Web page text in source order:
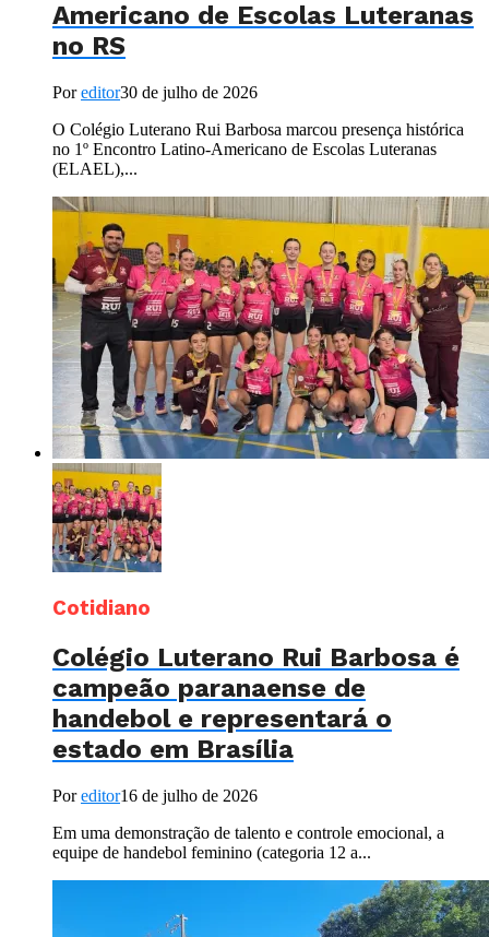
Americano de Escolas Luteranas
no RS
Poreditor30 de julho de 2026
O Colégio Luterano Rui Barbosa marcou presença histórica
no 1º Encontro Latino-Americano de Escolas Luteranas
(ELAEL),...
Cotidiano
Colégio Luterano Rui Barbosa é
campeão paranaense de
handebol e representará o
estado em Brasília
Poreditor16 de julho de 2026
Em uma demonstração de talento e controle emocional, a
equipe de handebol feminino (categoria 12 a...